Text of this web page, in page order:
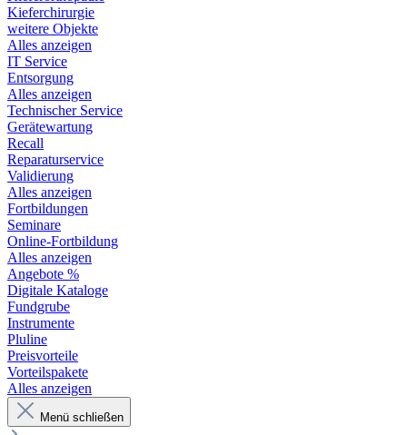
Kieferchirurgie
weitere Objekte
Alles anzeigen
IT Service
Entsorgung
Alles anzeigen
Technischer Service
Gerätewartung
Recall
Reparaturservice
Validierung
Alles anzeigen
Fortbildungen
Seminare
Online-Fortbildung
Alles anzeigen
Angebote %
Digitale Kataloge
Fundgrube
Instrumente
Pluline
Preisvorteile
Vorteilspakete
Alles anzeigen
Menü schließen